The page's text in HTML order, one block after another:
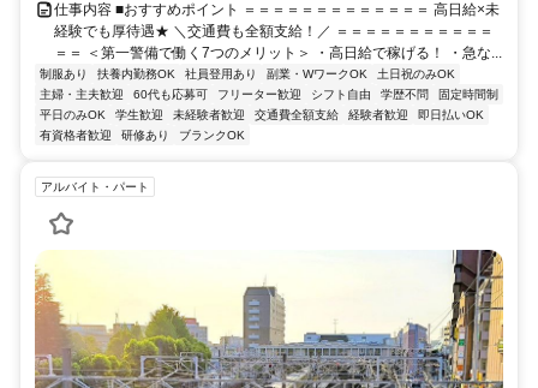
仕事内容 ■おすすめポイント ＝＝＝＝＝＝＝＝＝＝＝＝＝ 高日給×未
経験でも厚待遇★ ＼交通費も全額支給！／ ＝＝＝＝＝＝＝＝＝＝＝
＝＝ ＜第一警備で働く7つのメリット＞ ・高日給で稼げる！ ・急な...
制服あり 扶養内勤務OK 社員登用あり 副業・WワークOK
土日祝のみOK
主婦・主夫歓迎
60代も応募可 フリーター歓迎 シフト自由 学歴不問
固定時間制
平日のみOK
学生歓迎 未経験者歓迎 交通費全額支給 経験者歓迎
即日払いOK
有資格者歓迎
研修あり ブランクOK
アルバイト・パート